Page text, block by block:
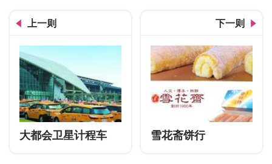
上一则
大都会卫星计程车
下一则
雪花斋饼行